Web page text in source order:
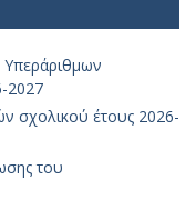
2027
σχολικού έτους 2026-
του